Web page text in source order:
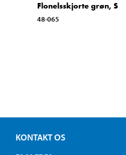
Flonelsskjorte grøn, S
48-065
KONTAKT OS